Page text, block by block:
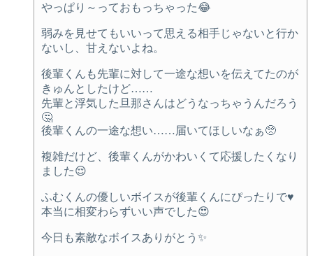
やっぱり～っておもっちゃった😂
弱みを見せてもいいって思える相手じゃないと行か
ないし、甘えないよね。
後輩くんも先輩に対して一途な想いを伝えてたのが
きゅんとしたけど……
先輩と浮気した旦那さんはどうなっちゃうんだろう
🤔
後輩くんの一途な想い……届いてほしいなぁ🥺
複雑だけど、後輩くんがかわいくて応援したくなり
ました😌
ふむくんの優しいボイスが後輩くんにぴったりで♥️
本当に相変わらずいい声でした😍
今日も素敵なボイスありがとう✨